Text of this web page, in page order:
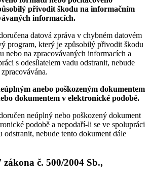
přivodit škodu na informačním
informacích.
datová zpráva v chybném datovém
program, který je způsobilý přivodit škodu
nebo na zpracovávaných informacích a
s odesílatelem vadu odstranit, nebude
anebo poškozeným dokumentem
dokumentem v elektronické podobě.
neúplný nebo poškozený dokument
podobě a nepodaří-li se ve spolupráci
odstranit, nebude tento dokument dále
č. 500/2004 Sb.,